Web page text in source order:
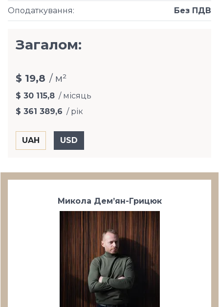
Оподаткування: Без ПДВ
Загалом:
$ 19,8 / м²
$ 30 115,8 / місяць
$ 361 389,6 / рік
Микола Дем’ян-Грицюк